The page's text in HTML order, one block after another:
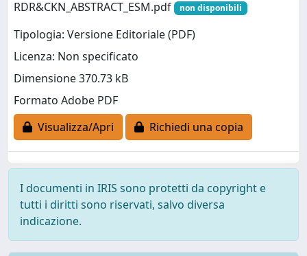
RDR&CKN_ABSTRACT_ESM.pdf
non disponibili
Tipologia: Versione Editoriale (PDF)
Licenza: Non specificato
Dimensione 370.73 kB
Formato Adobe PDF
Visualizza/Apri
Richiedi una copia
I documenti in IRIS sono protetti da copyright e
tutti i diritti sono riservati, salvo diversa
indicazione.